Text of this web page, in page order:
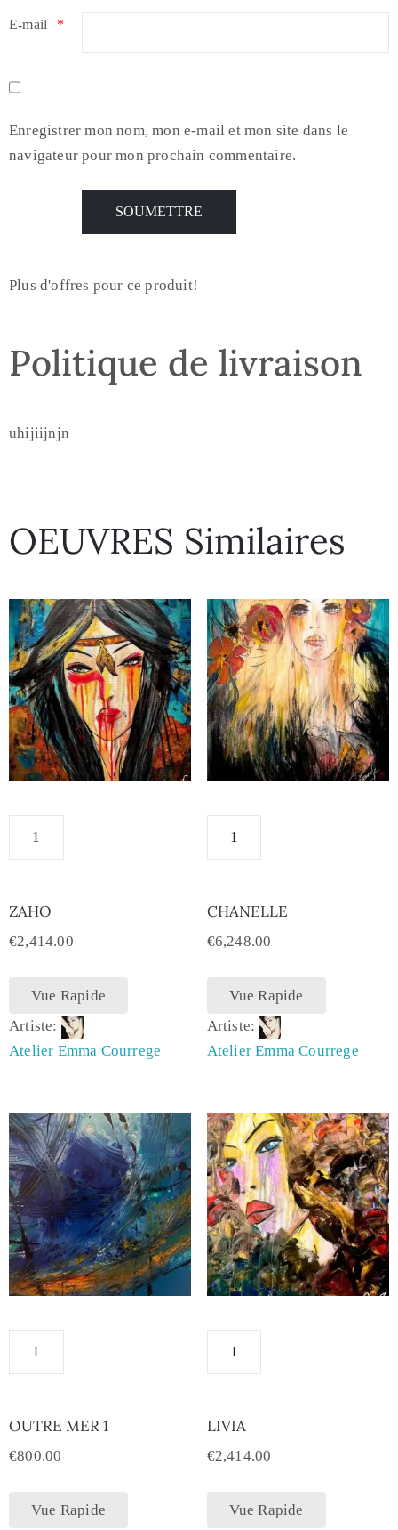
E-mail *
Enregistrer mon nom, mon e-mail et mon site dans le
navigateur pour mon prochain commentaire.
Plus d'offres pour ce produit!
Politique de livraison
uhijiijnjn
OEUVRES Similaires
ZAHO
€2,414.00
Vue Rapide
Artiste:
Atelier Emma Courrege
CHANELLE
€6,248.00
Vue Rapide
Artiste:
Atelier Emma Courrege
OUTRE MER 1
€800.00
Vue Rapide
LIVIA
€2,414.00
Vue Rapide